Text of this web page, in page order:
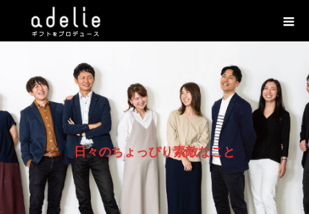
日々のちょ っぴり素敵なこ と